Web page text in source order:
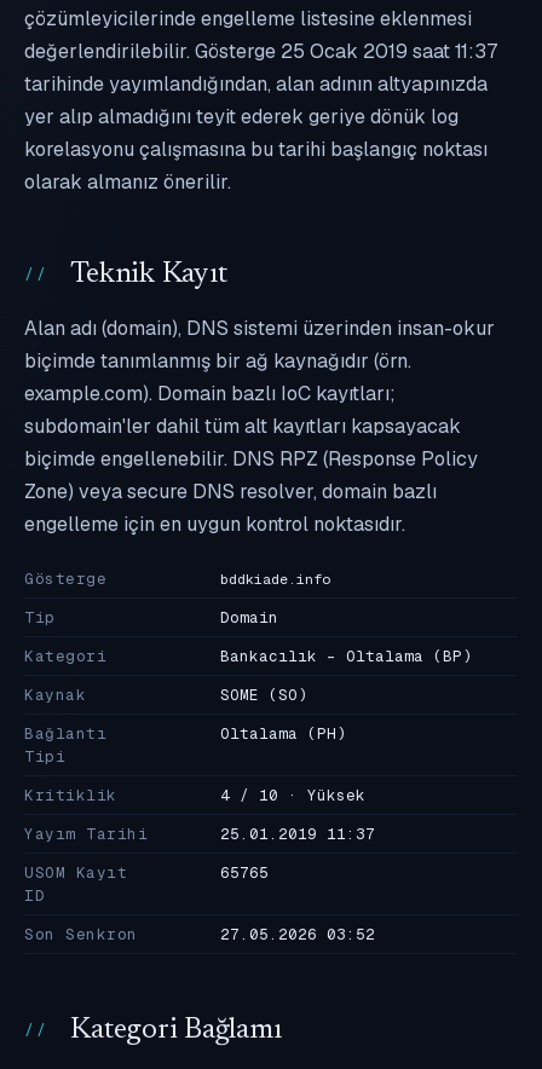
çözümleyicilerinde engelleme listesine eklenmesi
değerlendirilebilir. Gösterge 25 Ocak 2019 saat 11:37
tarihinde yayımlandığından, alan adının altyapınızda
yer alıp almadığını teyit ederek geriye dönük log
korelasyonu çalışmasına bu tarihi başlangıç noktası
olarak almanız önerilir.
Teknik Kayıt
Alan adı (domain), DNS sistemi üzerinden insan-okur
biçimde tanımlanmış bir ağ kaynağıdır (örn.
example.com). Domain bazlı IoC kayıtları;
subdomain'ler dahil tüm alt kayıtları kapsayacak
biçimde engellenebilir. DNS RPZ (Response Policy
Zone) veya secure DNS resolver, domain bazlı
engelleme için en uygun kontrol noktasıdır.
Gösterge bddkiade.info
Tip
Domain
Kategori
Bankacılık - Oltalama (BP)
Kaynak
SOME (SO)
Bağlantı
Tipi
Oltalama (PH)
Kritiklik
4 / 10 · Yüksek
Yayım Tarihi
25.01.2019 11:37
USOM Kayıt
ID
65765
Son Senkron 27.05.2026 03:52
Kategori Bağlamı